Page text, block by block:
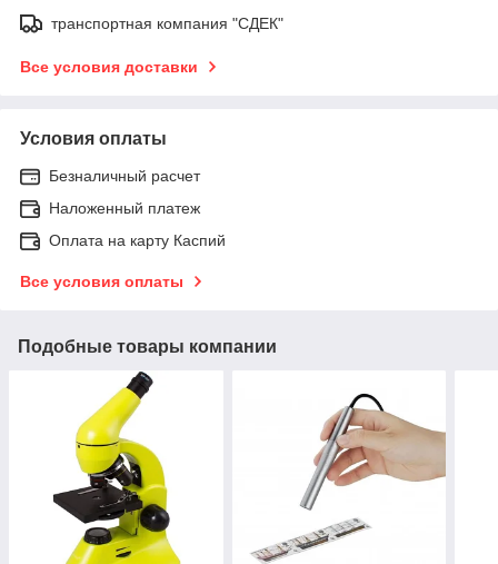
транспортная компания "СДЕК"
Все условия доставки
Условия оплаты
Безналичный расчет
Наложенный платеж
Оплата на карту Каспий
Все условия оплаты
Подобные товары компании